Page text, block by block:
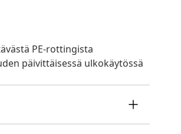
PE-rottingista
päivittäisessä ulkokäytössä